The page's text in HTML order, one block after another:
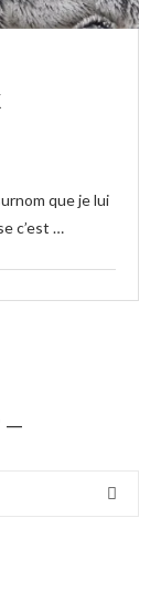
que je lui
c’est …
—